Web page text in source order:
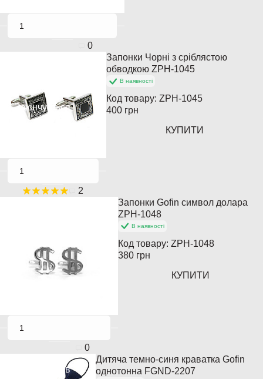
0
Закінчується
2
Запонки Чорні з сріблястою
обводкою ZPH-1045
В наявності
Код товару: ZPH-1045
400 грн
КУПИТИ
0
Запонки Gofin символ долара
ZPH-1048
В наявності
Код товару:ZPH-1048
380 грн
КУПИТИ
Хіт продажів
Дитяча темно-синя краватка Gofin
однотонна FGND-2207